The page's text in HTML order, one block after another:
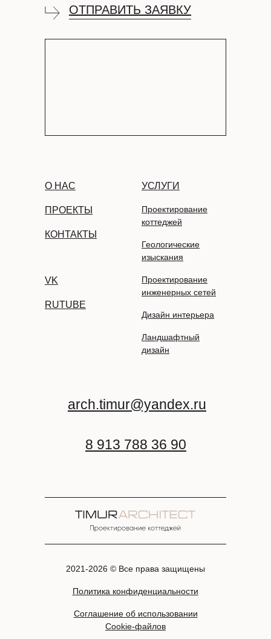
ОТПРАВИТЬ ЗАЯВКУ
RUTUBE
VK
О НАС
ПРОЕКТЫ
КОНТАКТЫ
УСЛУГИ
Проектирование
коттеджей
Геологические
изыскания
Проектирование
инженерных сетей
Дизайн интерьера
Ландшафтный
дизайн
arch.timur@yandex.ru
2021-2026 © Все права защищены
Соглашение об использовании
Cookie-файлов
Политика конфиденциальности
8 913 788 36 90